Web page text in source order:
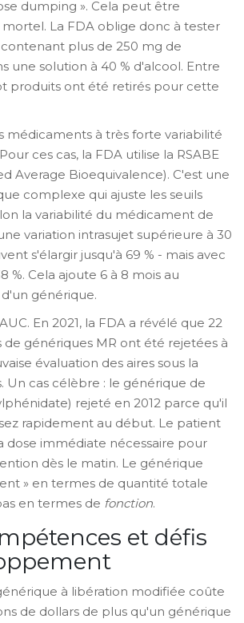
dumping ». Cela peut être
La FDA oblige donc à tester
plus de 250 mg de
une solution à 40 % d'alcool. Entre
produits ont été retirés pour cette
médicaments à très forte variabilité
ces cas, la FDA utilise la RSABE
Average Bioequivalence). C'est une
complexe qui ajuste les seuils
la variabilité du médicament de
variation intrasujet supérieure à 30
s'élargir jusqu'à 69 % - mais avec
%. Cela ajoute 6 à 8 mois au
générique.
En 2021, la FDA a révélé que 22
de génériques MR ont été rejetées à
évaluation des aires sous la
Un cas célèbre : le générique de
rejeté en 2012 parce qu'il
rapidement au début. Le patient
dose immédiate nécessaire pour
dès le matin. Le générique
» en termes de quantité totale
en termes de fonction.
et défis
à libération modifiée coûte
de dollars de plus qu'un générique